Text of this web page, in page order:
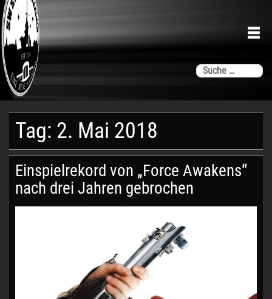
Skip
to
content
SW-
AACHEN
SW
Stammtisch
Aachen
Tag: 2. Mai 2018
Einspielrekord von „Force Awakens“
nach drei Jahren gebrochen